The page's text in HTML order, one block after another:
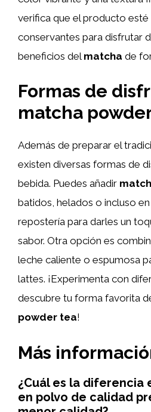
verifica que el producto
conservantes para disfrutar
beneficios del matcha de
Formas de
matcha
Además de preparar el
existen diversas formas de
bebida. Puedes añadir
batidos, helados o incluso
repostería para darles un
sabor. Otra opción es
leche caliente o espumosa
lattes. ¡Experimenta con
descubre tu forma favorita
powder tea!
Más
¿Cuál es la diferencia
en polvo de calidad